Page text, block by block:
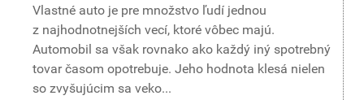
Vlastné auto je pre množstvo ľudí jednou
z najhodnotnejších vecí, ktoré vôbec majú.
Automobil sa však rovnako ako každý iný spotrebný
tovar časom opotrebuje. Jeho hodnota klesá nielen
so zvyšujúcim sa veko...